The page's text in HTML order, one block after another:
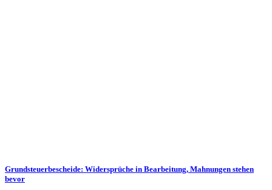
Grundsteuerbescheide: Widersprüche in Bearbeitung, Mahnungen stehen
bevor